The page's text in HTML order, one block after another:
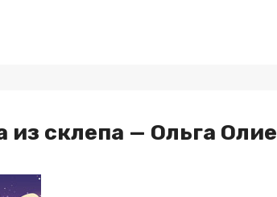
из склепа — Ольга Олие